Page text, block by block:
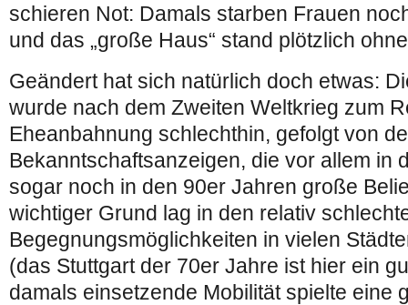
schieren Not: Damals starben Frauen
und das „große Haus“ stand plötzlich
Geändert hat sich natürlich doch etwas:
wurde nach dem Zweiten Weltkrieg zum
Eheanbahnung schlechthin, gefolgt von
Bekanntschaftsanzeigen, die vor allem in
sogar noch in den 90er Jahren große
wichtiger Grund lag in den relativ
Begegnungsmöglichkeiten in vielen
(das Stuttgart der 70er Jahre ist hier ein
damals einsetzende Mobilität spielte eine